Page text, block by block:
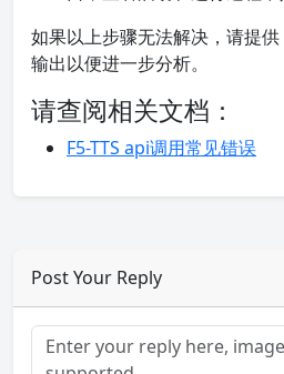
如果以上步骤无法解决，请提供
输出以便进一步分析。
请查阅相关文档：
F5-TTS api调用常见错误
Post Your Reply